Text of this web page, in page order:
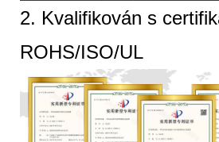
2. Kvalifikován s
ROHS/ISO/UL